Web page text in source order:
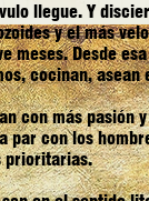
llegue. Y
y el más
meses. Desde
cocinan,
con más pasión
par con los
prioritarias.